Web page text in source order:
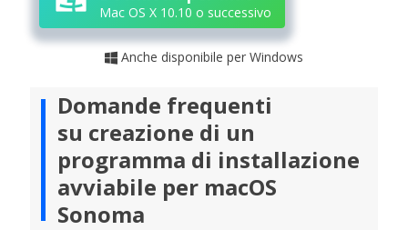
Mac OS X 10.10 o successivo
 Anche disponibile per Windows
Domande frequenti
su creazione di un
programma di installazione
avviabile per macOS
Sonoma